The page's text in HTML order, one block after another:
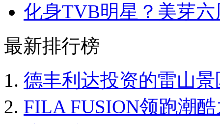
化身TVB明星？美芽
最新排行榜
德丰利达投资的雷山
FILA FUSION领跑潮